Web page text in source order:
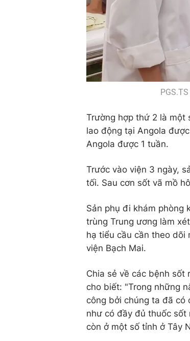
Trường hợp thứ 2 là một
lao động tại Angola
Angola được 1 tuần.
Trước vào viện 3 ngày,
tối. Sau cơn sốt vã mồ
Sản phụ đi khám phòng
trùng Trung ương làm
hạ tiểu cầu cần theo dõi
viện Bạch Mai.
Chia sẻ về các bệnh sốt
cho biết: "Trong những
công bởi chúng ta đã có
như có đầy đủ thuốc
còn ở một số tỉnh ở Tây